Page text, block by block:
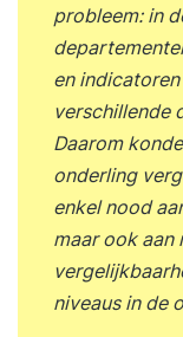
versterken.
aanspreken
herzien.
en actiepunten
uur Einde
Performance
performance
Performance
probleem: in
en
verschillende
Daarom
onderling
enkel nood
maar ook aan
niveaus in de